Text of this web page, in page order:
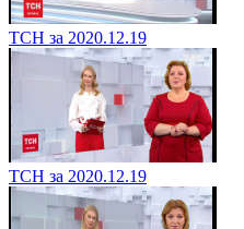
ТСН за 2020.12.19
ТСН за 2020.12.19